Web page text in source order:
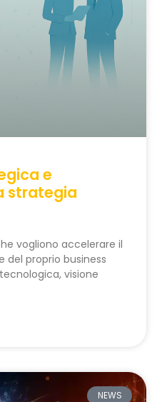
e
strategia
vogliono accelerare il
del proprio business
visione
NEWS